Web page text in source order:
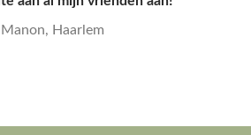
Yana, Den Haag